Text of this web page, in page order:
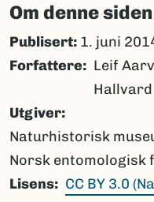
Om denne siden
Publisert: 1. juni
Forfattere
Leif
Hallvard
Utgiver
Naturhistorisk
Norsk entomologisk
Lisens
CC BY 3.0